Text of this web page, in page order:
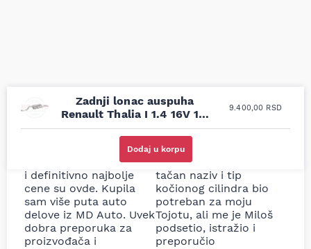
Zadnji lonac auspuha
Renault Thalia I 1.4 16V 1.5
dCi 1.6 16V 00-
9.400,00 RSD
Dodaj u korpu
Uporedila sam sve
prodavnice auto delova
i definitivno najbolje
cene su ovde. Kupila
sam više puta auto
delove iz MD Auto. Uvek
dobra preporuka za
proizvođača i
Odlična usluga i
ljubazni prodavci.
Nisam bio siguran koji je
tačan naziv i tip
kočionog cilindra bio
potreban za moju
Tojotu, ali me je Miloš
podsetio, istražio i
preporučio